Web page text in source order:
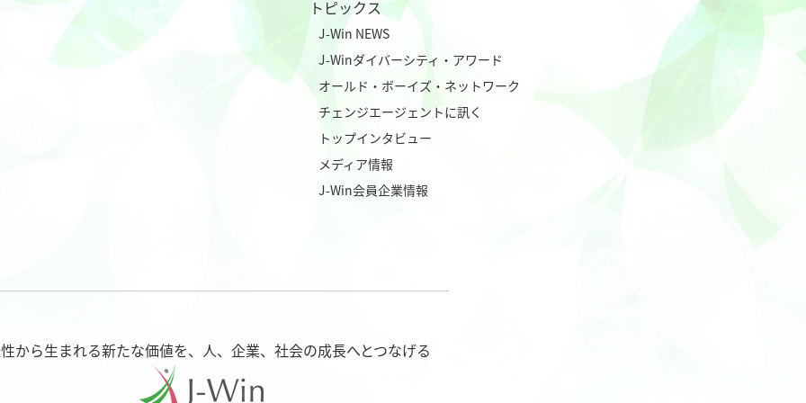
トピックス
J-Win NEWS
J-Winダイバーシティ・アワード
オールド・ボーイズ・ネットワーク
チェンジエージェントに訊く
トップインタビュー
メディア情報
J-Win会員企業情報
から生まれる新たな価値を、 人、企業、社会の成長へとつなげる